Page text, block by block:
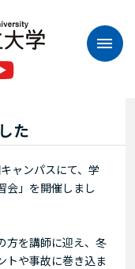
た
ャンパスにて、学
会」を開催しまし
方を講師に迎え、冬
トや事故に巻き込ま